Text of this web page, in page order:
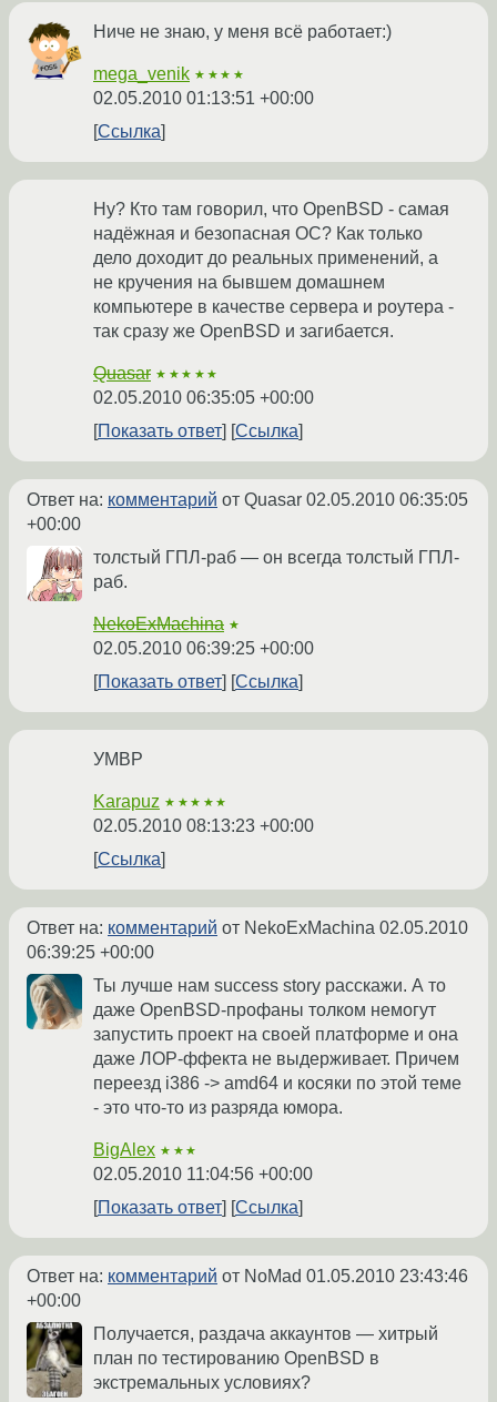
Ниче не знаю, у меня всё работает:)
mega_venik ★★★★
02.05.2010 01:13:51 +00:00
Ссылка
Ну? Кто там говорил, что OpenBSD - самая
надёжная и безопасная ОС? Как только
дело доходит до реальных применений, а
не кручения на бывшем домашнем
компьютере в качестве сервера и роутера -
так сразу же OpenBSD и загибается.
Quasar ★★★★★
02.05.2010 06:35:05 +00:00
Показать ответ
Ссылка
Ответ на: комментарий от Quasar 02.05.2010 06:35:05
+00:00
толстый ГПЛ-раб — он всегда толстый ГПЛ-
раб.
NekoExMachina ★
02.05.2010 06:39:25 +00:00
Показать ответ
Ссылка
УМВР
Karapuz ★★★★★
02.05.2010 08:13:23 +00:00
Ссылка
Ответ на: комментарий от NekoExMachina 02.05.2010
06:39:25 +00:00
Ты лучше нам success story расскажи. А то
даже OpenBSD-профаны толком немогут
запустить проект на своей платформе и она
даже ЛОР-ффекта не выдерживает. Причем
переезд i386 -> amd64 и косяки по этой теме
- это что-то из разряда юмора.
BigAlex ★★★
02.05.2010 11:04:56 +00:00
Показать ответ
Ссылка
Ответ на: комментарий от NoMad 01.05.2010 23:43:46
+00:00
Получается, раздача аккаунтов — хитрый
план по тестированию OpenBSD в
экстремальных условиях?